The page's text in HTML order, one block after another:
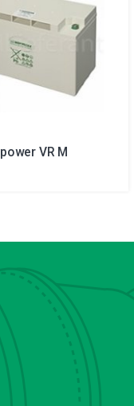
power VR M